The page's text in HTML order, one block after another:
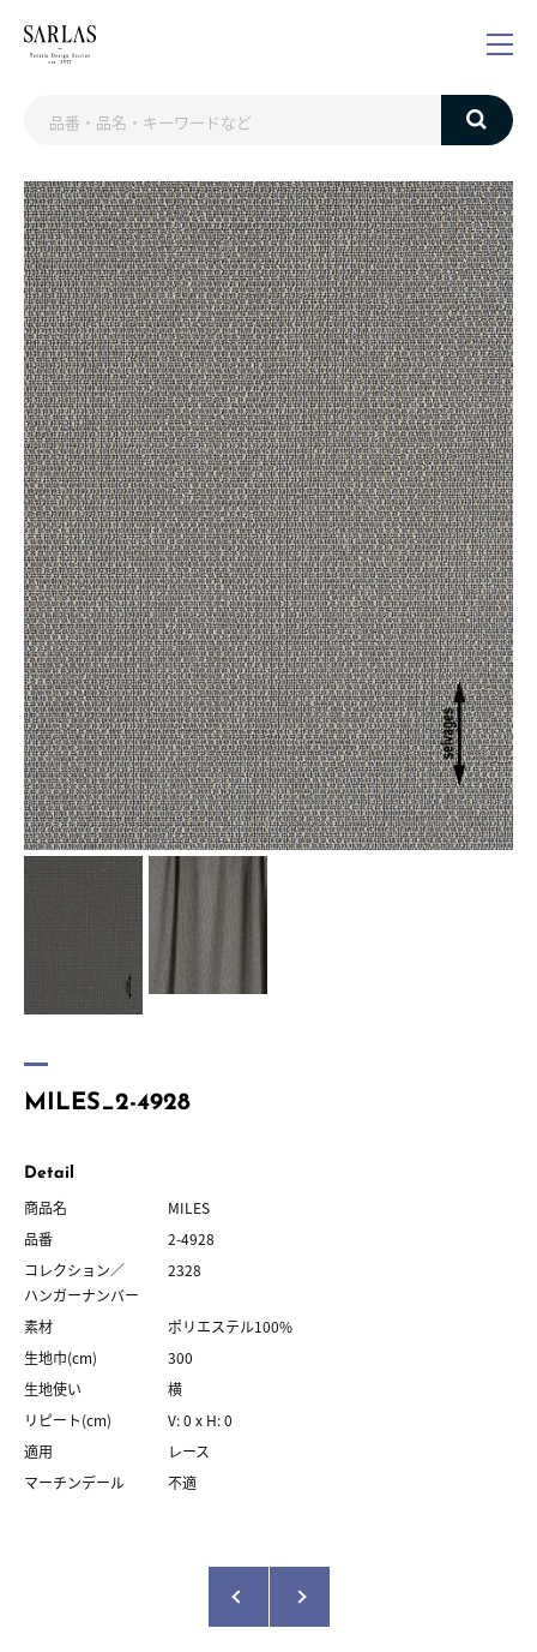
MILES_2-4928
Detail
商品名
MILES
品番
2-4928
コレクション／
ハンガーナンバー
2328
素材
ポリエステル100%
生地巾(cm)
300
生地使い
横
リピート(cm)
V: 0 x H: 0
適用
レース
マーチンデール
不適